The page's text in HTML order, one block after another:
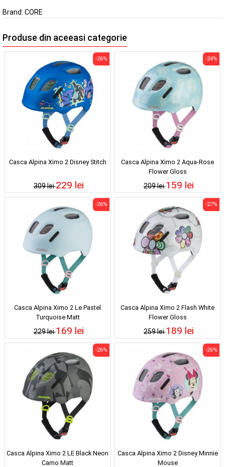
Brand: CORE
Produse din aceeasi categorie
Casca Alpina Ximo 2 Disney Stitch
309 lei
-26%
229 lei
Casca Alpina Ximo 2 Aqua-Rose
Flower Gloss
209 lei
-24%
159 lei
Casca Alpina Ximo 2 Le Pastel
Turquoise Matt
229 lei
-26%
169 lei
Casca Alpina Ximo 2 Flash White
Flower Gloss
259 lei
-27%
189 lei
Casca Alpina Ximo 2 LE Black Neon
Camo Matt
-26%
Casca Alpina Ximo 2 Disney Minnie
Mouse
-26%